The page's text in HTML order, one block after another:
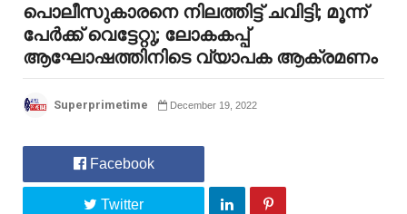
പൊലീസുകാരനെ നിലത്തിട്ട് ചവിട്ടി; മൂന്ന്
പേർക്ക് വെട്ടേറ്റു; ലോകകപ്പ്
ആഘോഷത്തിനിടെ വ്യാപക ആക്രമണം
Superprimetime December 19, 2022
Facebook
Twitter